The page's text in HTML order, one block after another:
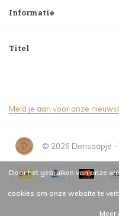
Informatie
Titel
Meld je aan voor onze
© 2026 Donsaapje -
Door het gebruiken van onze
cookies om onze website te
Meer